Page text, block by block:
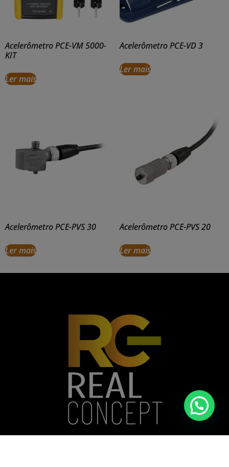
Acelerômetro PCE-VM 5000-
KIT
Ler mais
Acelerômetro PCE-VD 3
Ler mais
Acelerômetro PCE-PVS 30
Ler mais
Acelerômetro PCE-PVS 20
Ler mais